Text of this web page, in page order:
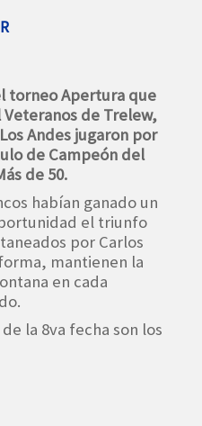
torneo Apertura que
de Trelew,
Andes jugaron por
de Campeón del
de 50.
habían ganado un
el triunfo
por Carlos
mantienen la
en cada
la 8va fecha son los